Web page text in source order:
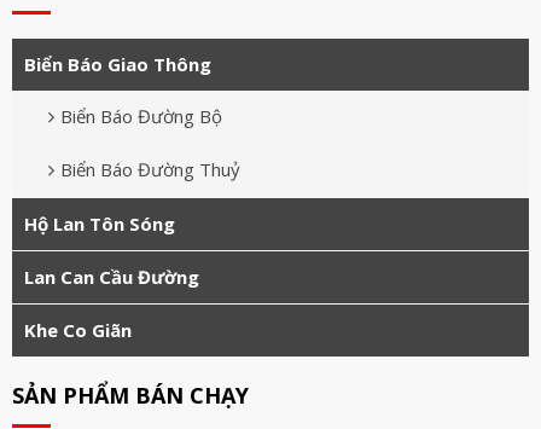
Biển Báo Giao Thông
Biển Báo Đường Bộ
Biển Báo Đường Thuỷ
Hộ Lan Tôn Sóng
Lan Can Cầu Đường
Khe Co Giãn
SẢN PHẨM BÁN CHẠY